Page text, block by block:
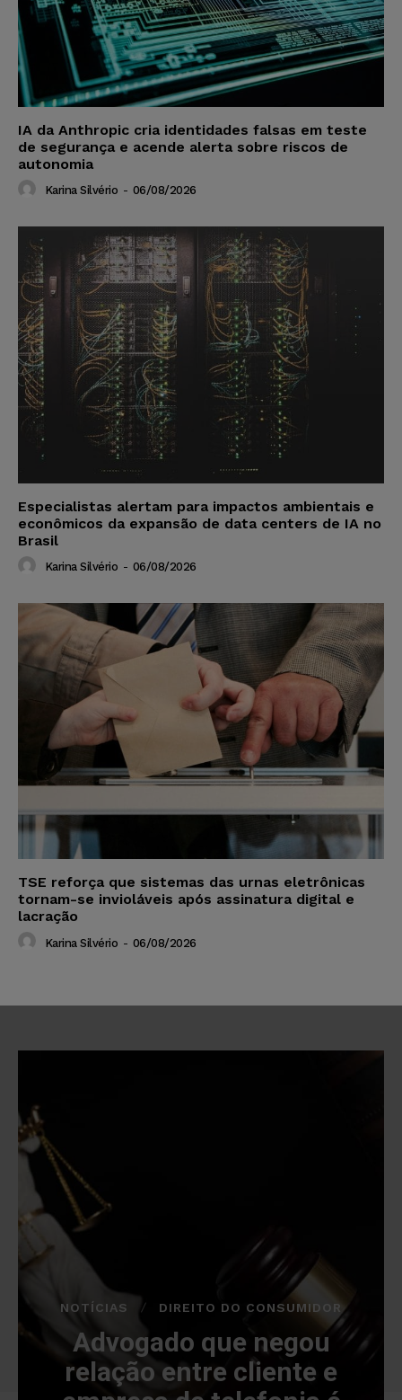
IA da Anthropic cria identidades falsas em teste
de segurança e acende alerta sobre riscos de
autonomia
Karina Silvério - 06/08/2026
Especialistas alertam para impactos ambientais e
econômicos da expansão de data centers de IA no
Brasil
Karina Silvério - 06/08/2026
TSE reforça que sistemas das urnas eletrônicas
tornam-se invioláveis após assinatura digital e
lacração
Karina Silvério - 06/08/2026